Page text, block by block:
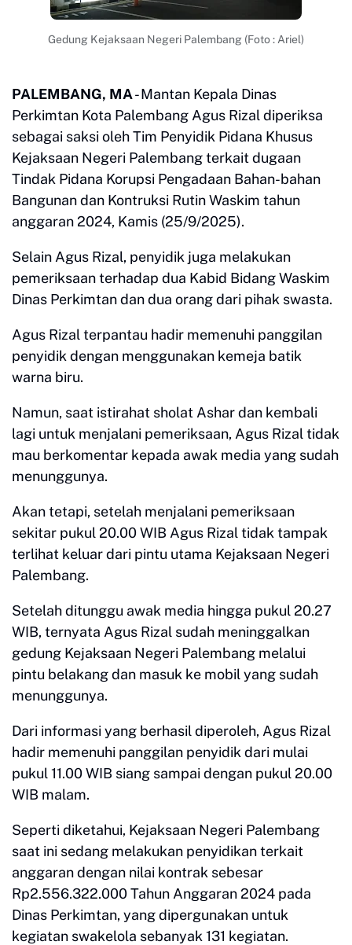
Gedung Kejaksaan Negeri Palembang (Foto : Ariel)
PALEMBANG, MA- Mantan Kepala Dinas
Perkimtan Kota Palembang Agus Rizal diperiksa
sebagai saksi oleh Tim Penyidik Pidana Khusus
Kejaksaan Negeri Palembang terkait dugaan
Tindak Pidana Korupsi Pengadaan Bahan-bahan
Bangunan dan Kontruksi Rutin Waskim tahun
anggaran 2024, Kamis (25/9/2025).
Selain Agus Rizal, penyidik juga melakukan
pemeriksaan terhadap dua Kabid Bidang Waskim
Dinas Perkimtan dan dua orang dari pihak swasta.
Agus Rizal terpantau hadir memenuhi panggilan
penyidik dengan menggunakan kemeja batik
warna biru.
Namun, saat istirahat sholat Ashar dan kembali
lagi untuk menjalani pemeriksaan, Agus Rizal tidak
mau berkomentar kepada awak media yang sudah
menunggunya.
Akan tetapi, setelah menjalani pemeriksaan
sekitar pukul 20.00 WIB Agus Rizal tidak tampak
terlihat keluar dari pintu utama Kejaksaan Negeri
Palembang.
Setelah ditunggu awak media hingga pukul 20.27
WIB, ternyata Agus Rizal sudah meninggalkan
gedung Kejaksaan Negeri Palembang melalui
pintu belakang dan masuk ke mobil yang sudah
menunggunya.
Dari informasi yang berhasil diperoleh, Agus Rizal
hadir memenuhi panggilan penyidik dari mulai
pukul 11.00 WIB siang sampai dengan pukul 20.00
WIB malam.
Seperti diketahui, Kejaksaan Negeri Palembang
saat ini sedang melakukan penyidikan terkait
anggaran dengan nilai kontrak sebesar
Rp2.556.322.000 Tahun Anggaran 2024 pada
Dinas Perkimtan, yang dipergunakan untuk
kegiatan swakelola sebanyak 131 kegiatan.